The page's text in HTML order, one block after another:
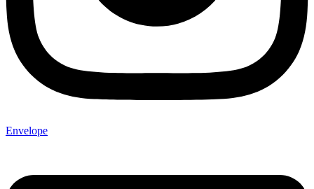
Envelope